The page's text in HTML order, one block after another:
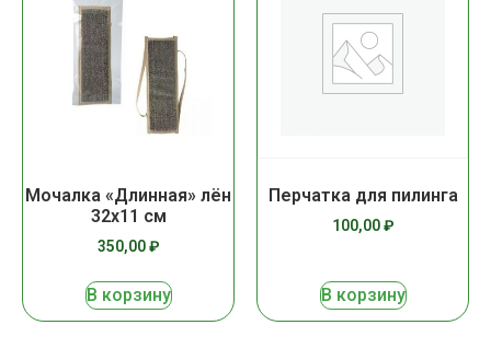
Мочалка «Длинная» лён
32х11 см
350,00₽
В корзину
Перчатка для пилинга
100,00₽
В корзину